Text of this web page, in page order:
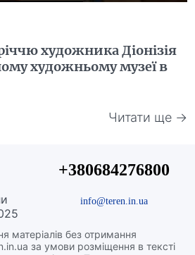
художника Діонізія
художньому музеї в
Читати ще →
матеріалів без отримання
за умови розміщення в тексті
+380684276800
info@teren.in.ua